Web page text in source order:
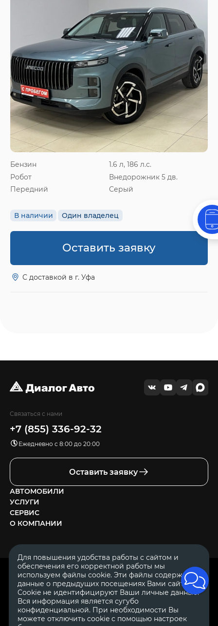
Бензин
1.6 л, 186 л.с.
Робот
Внедорожник 5 дв.
Передний
Серый
В наличии Один владелец
Оставить заявку
С доставкой в г. Уфа
Связаться с нами
+7 (855) 336-92-32
Ежедневно с 8:00 до 20:00
Оставить заявку
АВТОМОБИЛИ
УСЛУГИ
СЕРВИС
О КОМПАНИИ
© 2007—2026 «Диалог Авто» — автосалон. Все права защищены.
Обращаем Ваше внимание на то, что данный Интернет-сайт
носит исключительно информационный характер и ни при
каких условиях не является публичной офертой, определяемой
положениями Статьи 437 Гражданского Кодекса Российской
ОГРН 1111644005153
ИНН 1644062657
Для повышения удобства работы с сайтом и
обеспечения его корректной работы мы
используем файлы cookie. Эти файлы содержат
данные о предыдущих посещениях Вами сайта.
Cookie не идентифицируют Ваши личные данные.
Вся информация является сугубо
конфиденциальной. При необходимости Вы
можете отключить cookie с помощью настроек